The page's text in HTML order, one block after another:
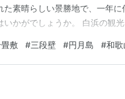
素晴らしい景勝地で、一年に
かがでしょうか。 白浜の観
ット 三段壁｜迫力満点の断崖
敷 #三段壁 #円月島 #和歌